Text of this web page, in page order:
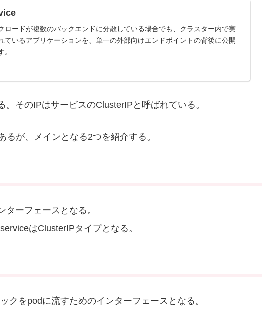
ロードが複数のバックエンドに分散している場合でも、クラスター内で実
ているアプリケーションを、単一の外部向けエンドポイントの背後に公開
。
そのIPはサービスのClusterIPと呼ばれている。
が、メインとなる2つを紹介する。
ーフェースとなる。
はClusterIPタイプとなる。
クをpodに流すためのインターフェースとなる。